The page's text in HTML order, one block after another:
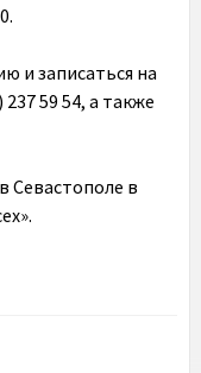
и записаться на
59 54, а также
Севастополе в